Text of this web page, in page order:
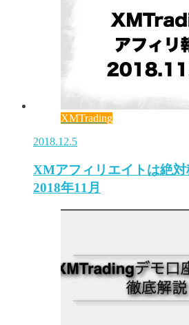
XMTrading
2018.12.5
XMアフィリエイトは絶
2018年11月